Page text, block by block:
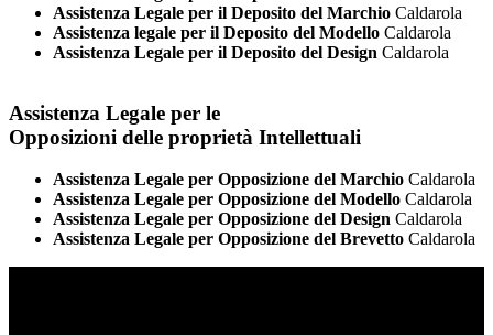
Assistenza Legale per il Deposito del Marchio Caldarola
Assistenza legale per il Deposito del Modello Caldarola
Assistenza Legale per il Deposito del Design Caldarola
Assistenza Legale per le
Opposizioni delle proprietà Intellettuali
Assistenza Legale per Opposizione del Marchio Caldarola
Assistenza Legale per Opposizione del Modello Caldarola
Assistenza Legale per Opposizione del Design Caldarola
Assistenza Legale per Opposizione del Brevetto Caldarola